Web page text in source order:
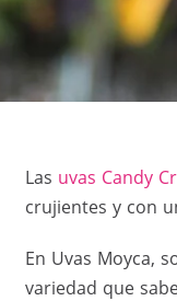
Las uvas Candy
crujientes y con
En Uvas Moyca,
variedad que